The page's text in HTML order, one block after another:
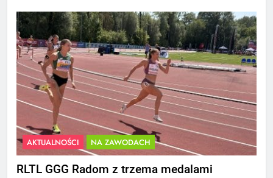
AKTUALNOŚCI NA ZAWODACH
RLTL GGG Radom z trzema medalami